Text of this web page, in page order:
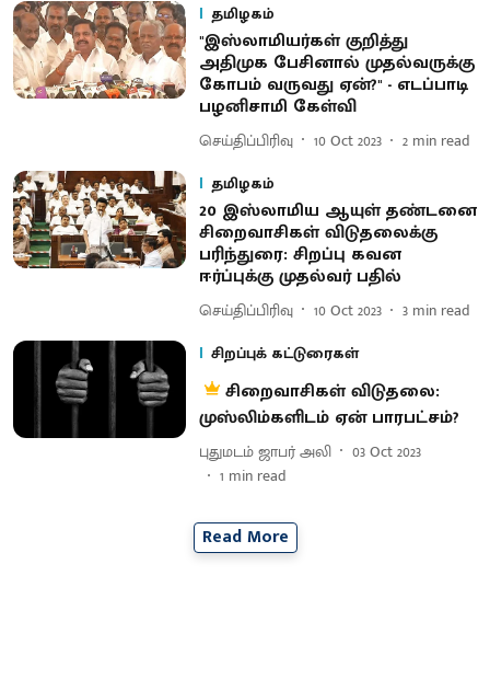
தமிழகம்
''இஸ்லாமியர்கள் குறித்து
அதிமுக பேசினால் முதல்வருக்கு
கோபம் வருவது ஏன்?'' - எடப்பாடி
பழனிசாமி கேள்வி
செய்திப்பிரிவு 10 Oct 2023 2 min read
தமிழகம்
20 இஸ்லாமிய ஆயுள் தண்டனை
சிறைவாசிகள் விடுதலைக்கு
பரிந்துரை: சிறப்பு கவன
ஈர்ப்புக்கு முதல்வர் பதில்
செய்திப்பிரிவு 10 Oct 2023 3 min read
சிறப்புக் கட்டுரைகள்
சிறைவாசிகள் விடுதலை:
முஸ்லிம்களிடம் ஏன் பாரபட்சம்?
புதுமடம் ஜாபர் அலி
03 Oct 2023
1 min read
Read More